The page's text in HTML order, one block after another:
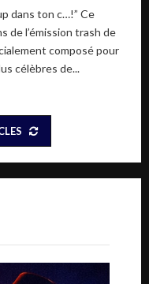
dans ton c…!” Ce
de l’émission trash de
composé pour
célèbres de...